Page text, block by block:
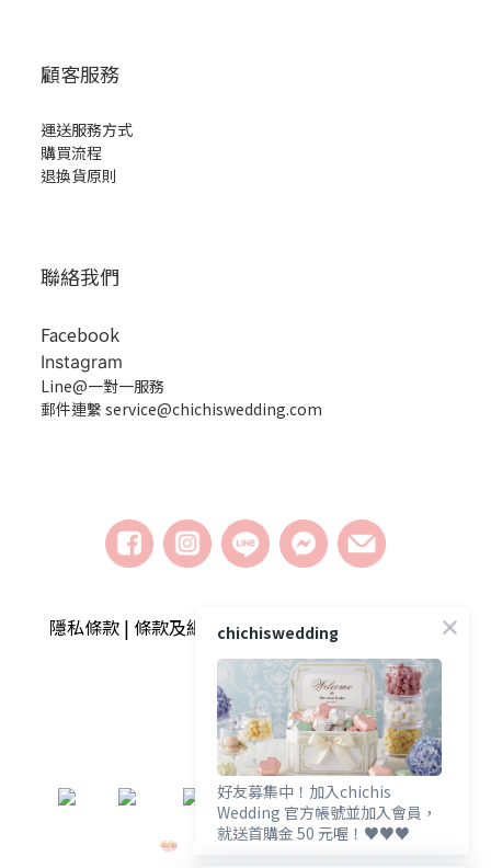
顧客服務
運送服務方式
購買流程
退換貨原則
聯絡我們
Facebook
Instagram
Line@一對一服務
郵件連繫 service@chichiswedding.com
隱私條款 | 條款及細則 | 2018 © chichiswedding婚
禮小物
chichiswedding
好友募集中！加入chichis
Wedding 官方帳號並加入會員，
就送首購金 50 元喔！♥️♥️♥️